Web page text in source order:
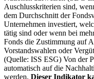
Auschlusskriterien sind,
dem Durchschnitt der
Unternehmen investiert,
tätig sind oder wenn bei
Fonds die Zustimmung auf
Vorstandswahlen oder
(Quelle: ISS ESG) Von der
automatisch auf die
werden. Dieser Indikator